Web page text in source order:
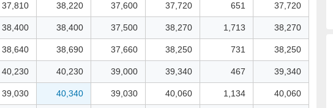
37,810 38,220 37,600 37,720 651 37,720
38,400 38,400 37,500 38,270 1,713 38,270
38,640 38,690 37,660 38,250 731 38,250
40,230 40,230 39,000 39,340 467 39,340
39,030 40,340 39,030 40,060 1,134 40,060